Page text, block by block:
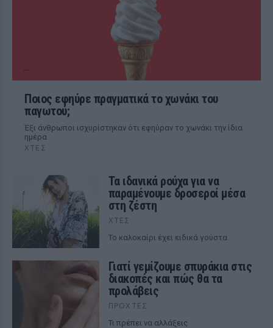
Ποιος εφηύρε πραγματικά το χωνάκι του
παγωτού;
Έξι άνθρωποι ισχυρίστηκαν ότι εφηύραν το χωνάκι την ίδια
ημέρα
ΧΤΕΣ
Τα ιδανικά ρούχα για να
παραμένουμε δροσεροί μέσα
στη ζέστη
ΧΤΕΣ
To καλοκαίρι έχει ειδικά γούστα
Γιατί γεμίζουμε σπυράκια στις
διακοπές και πώς θα τα
προλάβεις
ΠΡΟΧΤΈΣ
Τι πρέπει να αλλάξεις